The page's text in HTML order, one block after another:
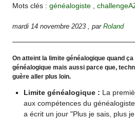
Mots clés :généalogiste ,
mardi 14 novembre 2023 ,parRoland
On atteint la limite généalogique quand
généalogique mais aussi parce que,
guère aller plus loin.
Limite généalogique : La
aux compétences du
a écrit un jour "Plus je sais, plus